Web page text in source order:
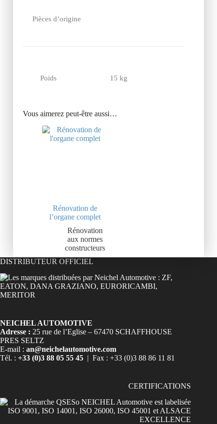
Pièces d’origine
Poids 15 kg
Vous aimerez peut-être aussi…
Rénovation de
l’organe complet
Rénovation
aux normes
constructeurs
DISTRIBUTEUR OFFICIEL
NEICHEL AUTOMOTIVE
Adresse : 25 rue de l’Eglise – 67470 SCHAFFHOUSE
PRES SELTZ
E-mail : an@neichelautomotive.com
Tél. : +33 (0)3 88 05 55 45 | Fax : +33 (0)3 88 86 11 81
CERTIFICATIONS